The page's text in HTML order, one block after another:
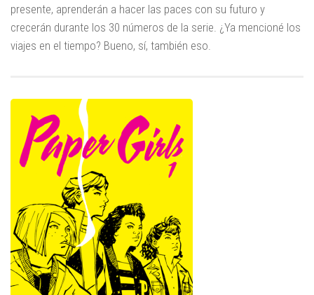
presente, aprenderán a hacer las paces con su futuro y
crecerán durante los 30 números de la serie. ¿Ya mencioné los
viajes en el tiempo? Bueno, sí, también eso.